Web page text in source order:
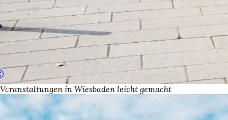
Veranstaltungen in Wiesbaden leicht gemacht